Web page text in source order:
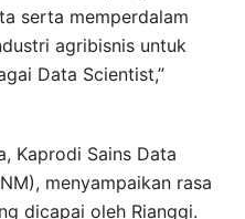
serta memperdalam
agribisnis untuk
Data Scientist,”
Kaprodi Sains Data
menyampaikan rasa
dicapai oleh Rianggi.